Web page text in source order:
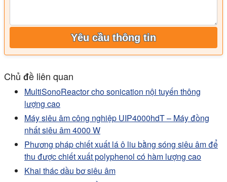
Yêu cầu thông tin
Chủ đề liên quan
MultiSonoReactor cho sonication nội tuyến thông
lượng cao
Máy siêu âm công nghiệp UIP4000hdT – Máy đồng
nhất siêu âm 4000 W
Phương pháp chiết xuất lá ô liu bằng sóng siêu âm để
thu được chiết xuất polyphenol có hàm lượng cao
Khai thác dầu bơ siêu âm